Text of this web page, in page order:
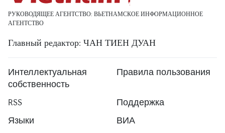
РУКОВОДЯЩЕЕ АГЕНТСТВО: ВЬЕТНАМСКОЕ ИНФОРМАЦИОННОЕ
АГЕНТСТВО
Главный редактор: ЧАН ТИЕН ДУАН
Интеллектуальная
собственность
Правила пользования
RSS
Поддержка
Языки
ВИА